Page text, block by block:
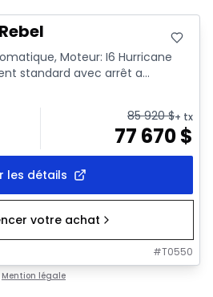
Moteur: I6 Hurricane
standard avec arrêt a...
85 920$+ tx
77 670$
les détails
votre achat
#T0550
Mention légale